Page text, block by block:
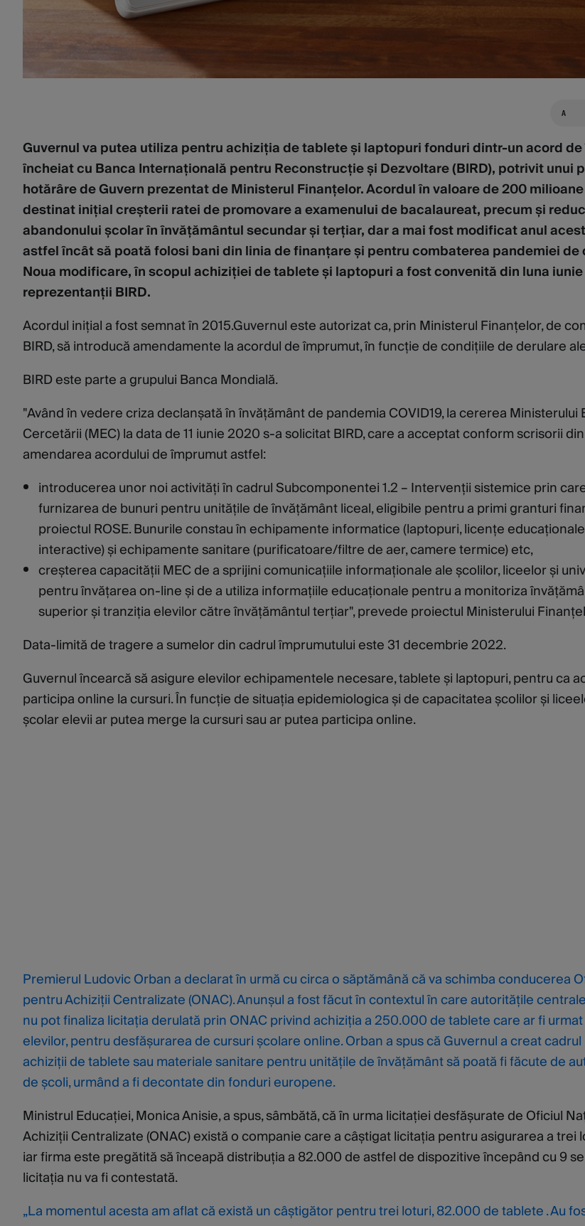
A
Guvernul va putea utiliza pentru achiziția de tablete și laptopuri fonduri dintr-un acord
încheiat cu Banca Internațională pentru Reconstrucție și Dezvoltare (BIRD), potrivit unui
hotărâre de Guvern prezentat de Ministerul Finanțelor. Acordul în valoare de 200
destinat inițial creșterii ratei de promovare a examenului de bacalaureat, precum și
abandonului școlar în învățământul secundar și terțiar, dar a mai fost modificat anul
astfel încât să poată folosi bani din linia de finanțare și pentru combaterea pandemiei de
Noua modificare, în scopul achiziției de tablete și laptopuri a fost convenită din luna
reprezentanții BIRD.
Acordul inițial a fost semnat în 2015.Guvernul este autorizat ca, prin Ministerul Finanțelor, de
BIRD, să introducă amendamente la acordul de împrumut, în funcție de condițiile de derulare
BIRD este parte a grupului Banca Mondială.
"Având în vedere criza declanșată în învățământ de pandemia COVID19, la cererea Ministerului
Cercetării (MEC) la data de 11 iunie 2020 s-a solicitat BIRD, care a acceptat conform scrisorii
amendarea acordului de împrumut astfel:
introducerea unor noi activități în cadrul Subcomponentei 1.2 – Intervenții sistemice prin
furnizarea de bunuri pentru unitățile de învățământ liceal, eligibile pentru a primi granturi
proiectul ROSE. Bunurile constau în echipamente informatice (laptopuri, licențe
interactive) și echipamente sanitare (purificatoare/filtre de aer, camere termice) etc,
creșterea capacității MEC de a sprijini comunicațiile informaționale ale școlilor, liceelor și
pentru învățarea on-line și de a utiliza informațiile educaționale pentru a monitoriza
superior și tranziția elevilor către învățământul terțiar", prevede proiectul Ministerului
Data-limită de tragere a sumelor din cadrul împrumutului este 31 decembrie 2022.
Guvernul încearcă să asigure elevilor echipamentele necesare, tablete și laptopuri, pentru ca
participa online la cursuri. În funcție de situația epidemiologica și de capacitatea școlilor și
școlar elevii ar putea merge la cursuri sau ar putea participa online.
Premierul Ludovic Orban a declarat în urmă cu circa o săptămână că va schimba conducerea
pentru Achiziții Centralizate (ONAC). Anunșul a fost făcut în contextul în care autoritățile
nu pot finaliza licitația derulată prin ONAC privind achiziția a 250.000 de tablete care ar fi
elevilor, pentru desfășurarea de cursuri școlare online. Orban a spus că Guvernul a creat
achiziții de tablete sau materiale sanitare pentru unitățile de învățământ să poată fi făcute de
de școli, urmând a fi decontate din fonduri europene.
Ministrul Educației, Monica Anisie, a spus, sâmbătă, că în urma licitației desfășurate de Oficiul
Achiziții Centralizate (ONAC) există o companie care a câștigat licitația pentru asigurarea a trei
iar firma este pregătită să înceapă distribuția a 82.000 de astfel de dispozitive începând cu 9
licitația nu va fi contestată.
„La momentul acesta am aflat că există un câștigător pentru trei loturi, 82.000 de tablete . Au